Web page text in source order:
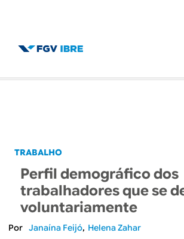
B
g
o
á
r
i
TRABALHO
Perfil demográfico dos
trabalhadores que se
voluntariamente
Janaína Feijó Helena Zahar